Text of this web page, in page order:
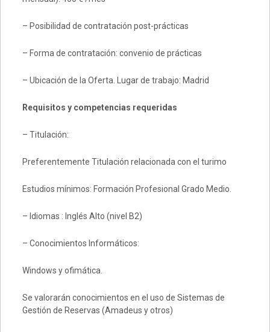
– Posibilidad de contratación post-prácticas
– Forma de contratación: convenio de prácticas
– Ubicación de la Oferta. Lugar de trabajo: Madrid
Requisitos y competencias requeridas
– Titulación:
Preferentemente Titulación relacionada con el turimo
Estudios mínimos: Formación Profesional Grado Medio.
– Idiomas : Inglés Alto (nivel B2)
– Conocimientos Informáticos:
Windows y ofimática.
Se valorarán conocimientos en el uso de Sistemas de
Gestión de Reservas (Amadeus y otros)